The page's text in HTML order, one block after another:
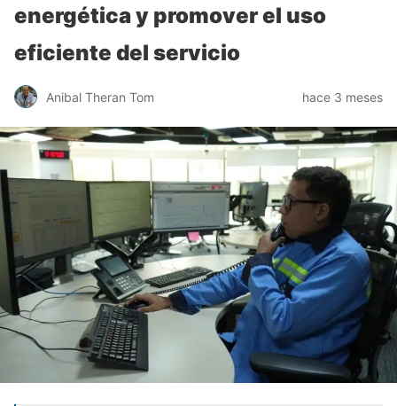
energética y promover el uso
eficiente del servicio
Anibal Theran Tom hace 3 meses